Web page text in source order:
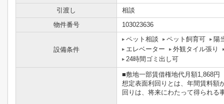
引渡し
相談
物件番号
103023636
設備条件
ペット相談 ペット飼育可
陽
エレベーター
外観タイル張り
24時間ゴミ出し可
■敷地一部賃借権地代月額1,868円
想定表面利回りとは、年間賃料額
回りは、将来にわたって得られる